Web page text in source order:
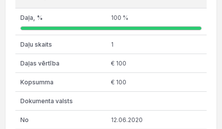
100 %
1
€ 100
€ 100
12.06.2020